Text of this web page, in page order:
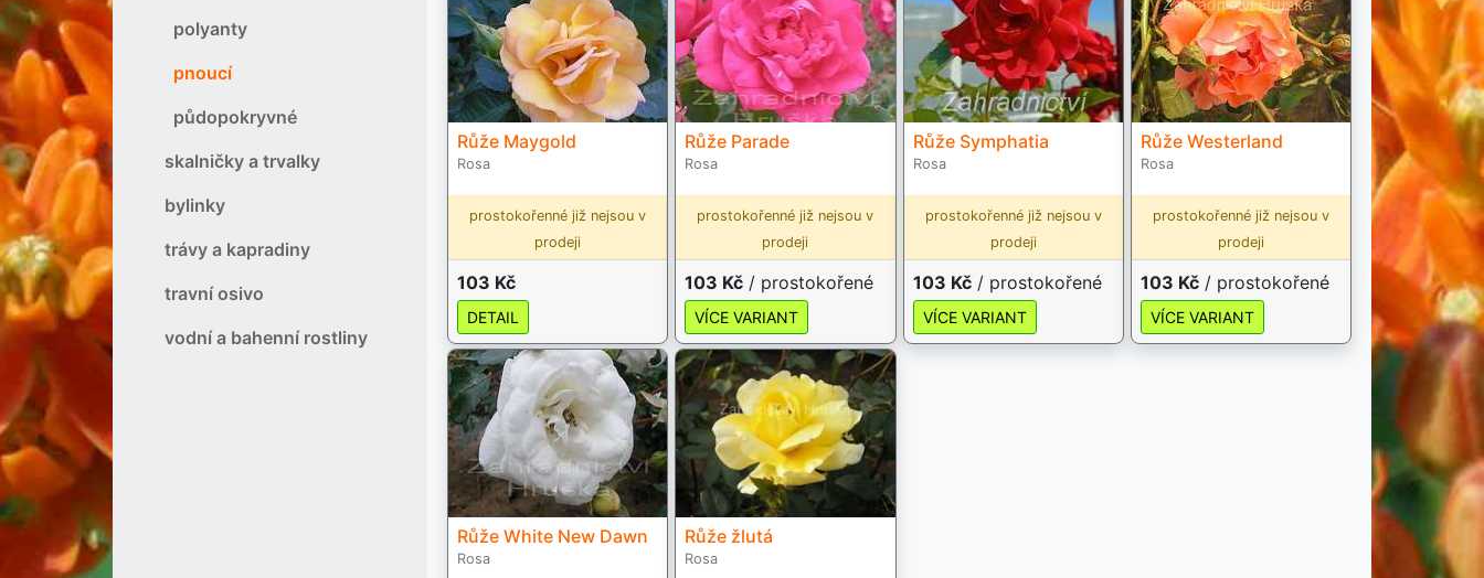
polyanty
pnoucí
půdopokryvné
skalničky a trvalky
bylinky
trávy a kapradiny
travní osivo
vodní a bahenní rostliny
Růže Maygold
Rosa
prostokořenné již nejsou v
prodeji
103 Kč
DETAIL
Růže Parade
Rosa
prostokořenné již nejsou v
prodeji
103 Kč / prostokořené
VÍCE VARIANT
Růže Symphatia
Rosa
prostokořenné již nejsou v
prodeji
103 Kč/ prostokořené
VÍCE VARIANT
Růže Westerland
Rosa
prostokořenné již nejsou v
prodeji
103 Kč/ prostokořené
VÍCE VARIANT
Růže White New Dawn
Rosa
Růže žlutá
Rosa